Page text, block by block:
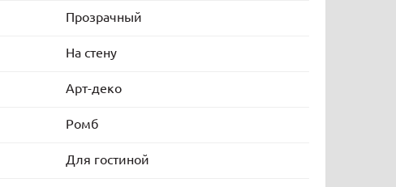
Прозрачный
На стену
Арт-деко
Ромб
Для гостиной